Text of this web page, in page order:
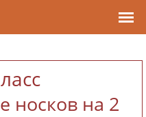
носков на 2